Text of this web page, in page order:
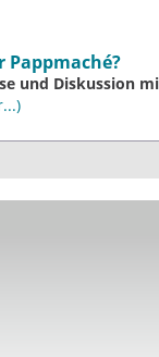
Pappmaché?
und Diskussion
auf Facebook
bei Twitter